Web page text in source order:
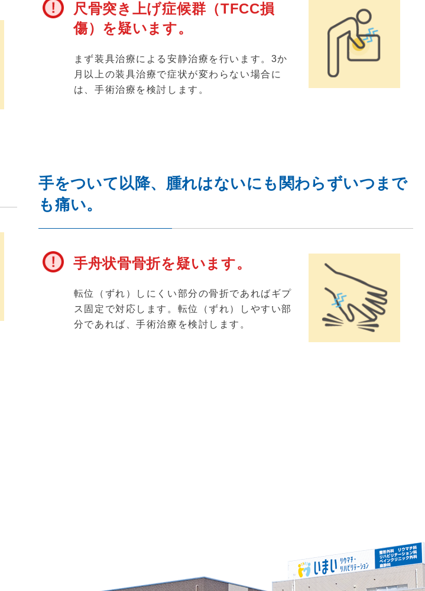
尺骨突き上げ症候群（TFCC損
傷）を疑います。
まず装具治療による安静治療を行います。 3か
月以上の装具治療で症状が変わらない場合に
は、手術治療を検討します。
手をついて以降、腫れはないにも関わらずいつまで
も痛い。
手舟状骨骨折を疑います。
転位（ずれ）しにくい部分の骨折であればギプ
ス固定で対応します。転位（ずれ）しやすい部
分であれば、手術治療を検討します。